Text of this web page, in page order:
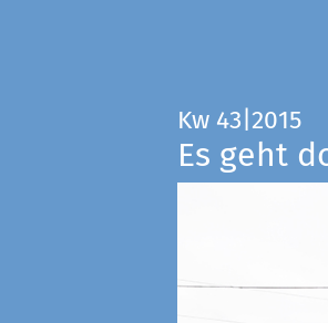
Kw 43|2015
Es geht